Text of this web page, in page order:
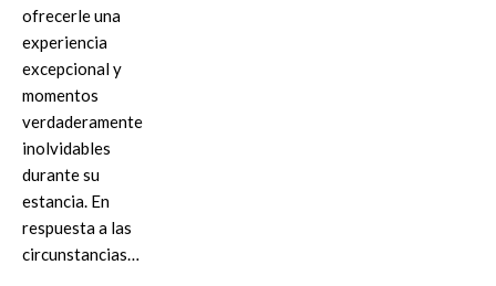
ofrecerle una
experiencia
excepcional y
momentos
verdaderamente
inolvidables
durante su
estancia. En
respuesta a las
circunstancias…